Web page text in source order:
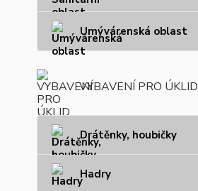
Umývárenská oblast
VYBAVENÍ PRO ÚKLID
Drátěnky, houbičky
Hadry